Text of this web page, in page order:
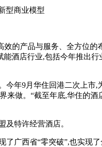
商业模型
产品与服务、全方位的
酒店行业,包括今年推出
年9月华住回港二次上市,
做。“截至年底,华住的
特许经营酒店。
西省“零突破”,也实现